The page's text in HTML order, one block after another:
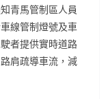
青馬管制區人員
線管制燈號及車
者提供實時道路
肩疏導車流，減